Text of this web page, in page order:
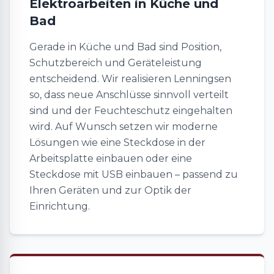
Elektroarbeiten in Küche und
Bad
Gerade in Küche und Bad sind Position,
Schutzbereich und Geräteleistung
entscheidend. Wir realisieren Lenningsen
so, dass neue Anschlüsse sinnvoll verteilt
sind und der Feuchteschutz eingehalten
wird. Auf Wunsch setzen wir moderne
Lösungen wie eine Steckdose in der
Arbeitsplatte einbauen oder eine
Steckdose mit USB einbauen – passend zu
Ihren Geräten und zur Optik der
Einrichtung.